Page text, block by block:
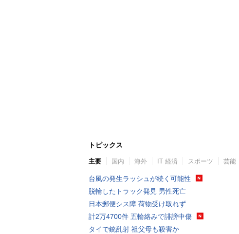
トピックス
主要 国内 海外 IT 経済 スポーツ 芸能
台風の発生ラッシュが続く可能性
脱輪したトラック発見 男性死亡
日本郵便シス障 荷物受け取れず
計2万4700件 五輪絡みで誹謗中傷
タイで銃乱射 祖父母も殺害か